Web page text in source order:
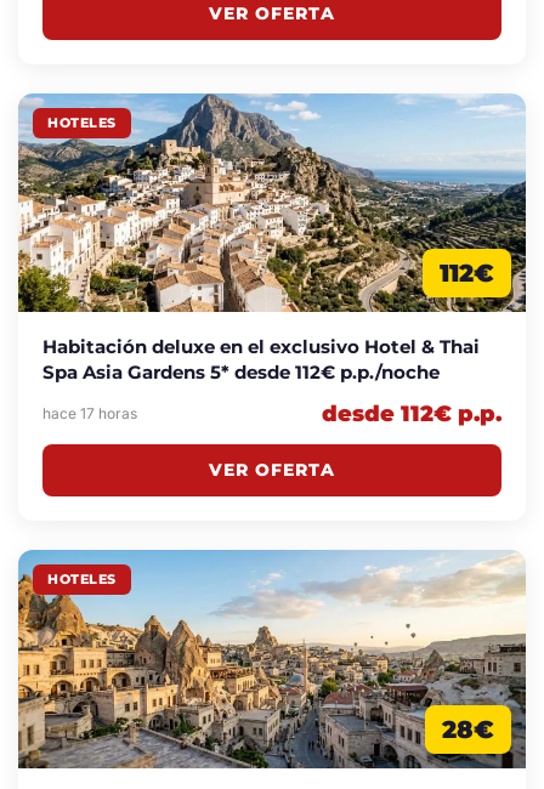
VER OFERTA
HOTELES
112€
Habitación deluxe en el exclusivo Hotel & Thai
Spa Asia Gardens 5* desde 112€ p.p./noche
hace 17 horas desde 112€ p.p.
VER OFERTA
HOTELES
28€